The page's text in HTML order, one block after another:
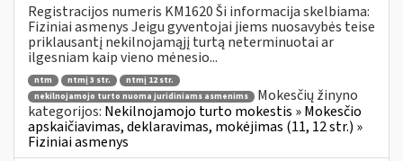
Registracijos numeris KM1620 Ši informacija skelbiama:
Fiziniai asmenys Jeigu gyventojai jiems nuosavybės teise
priklausantį nekilnojamąjį turtą neterminuotai ar
ilgesniam kaip vieno mėnesio...
ntm ntmį 3 str.
ntmį 12 str.
nekilnojamojo turto nuoma juridiniams asmenims
Mokesčių žinyno
kategorijos: Nekilnojamojo turto mokestis » Mokesčio
apskaičiavimas, deklaravimas, mokėjimas (11, 12 str.) »
Fiziniai asmenys